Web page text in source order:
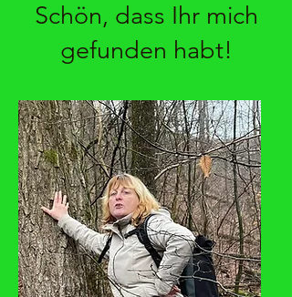
Schön, dass Ihr mich
gefunden habt!